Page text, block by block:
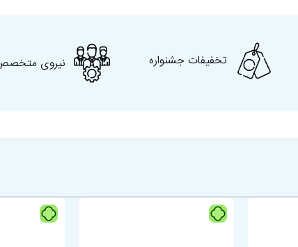
شکل هندسی
پکامپیوتر, رانندگی و
صورت
تخفیفات جشنواره نیروی